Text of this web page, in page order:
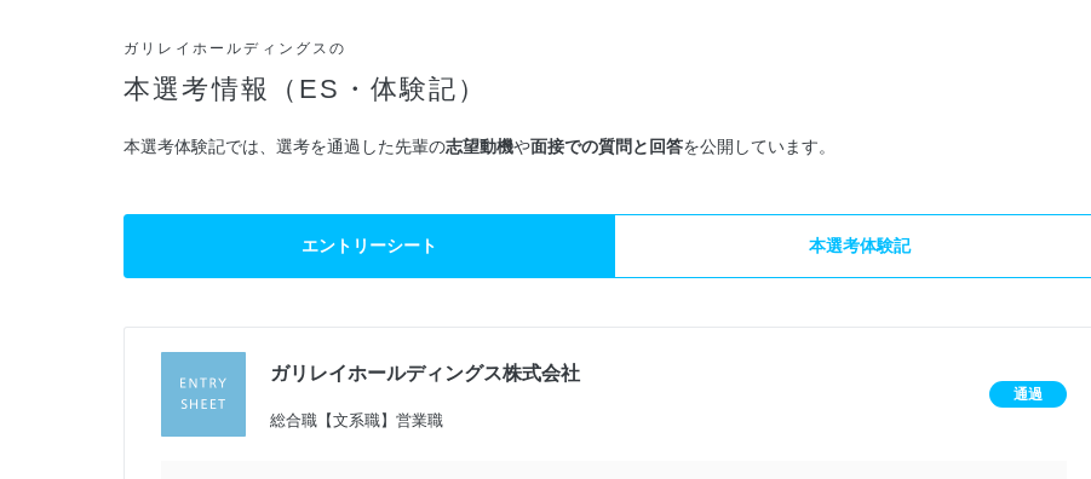
ガリレイホールディングスの
本選考情報（ES・体験記）
本選考体験記では、選考を通過した先輩の志望動機や面接での質問と回答を公開しています。
エントリーシート 本選考体験記
ガリレイホールディングス株式会社
総合職【文系職】営業職
通過